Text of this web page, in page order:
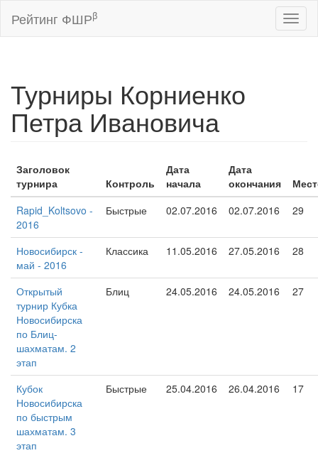
Рейтинг ФШРβ
Турниры Корниенко
Петра Ивановича
Заголовок
турнира
Контроль
Дата
начала
Дата
окончания
Rapid_Koltsovo -
2016
Быстрые 02.07.2016 02.07.2016 29
Новосибирск -
май - 2016
Классика 11.05.2016 27.05.2016 28
Открытый
турнир Кубка
Новосибирска
по Блиц-
шахматам. 2
этап
Блиц 24.05.2016 24.05.2016 27
Кубок
Новосибирска
по быстрым
шахматам. 3
этап
Быстрые 25.04.2016 26.04.2016 17